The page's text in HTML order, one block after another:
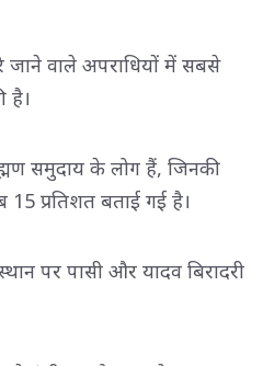
जाने वाले अपराधियों में सबसे
है।
समुदाय के लोग हैं, जिनकी
प्रतिशत बताई गई है।
पर पासी और यादव बिरादरी